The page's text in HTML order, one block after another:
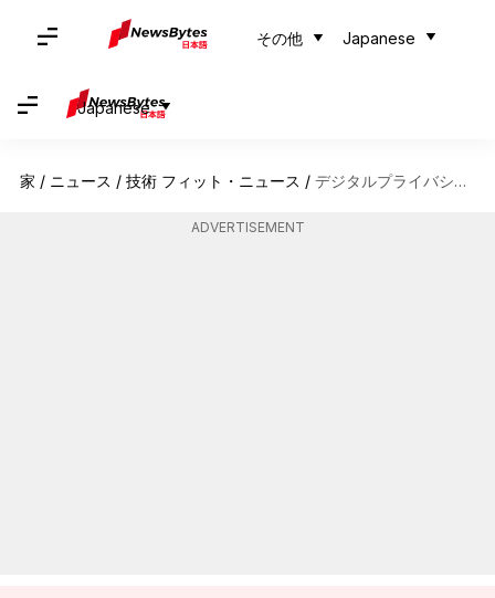
その他 Japanese
Japanese
家 / ニュース / 技術 フィット・ニュース / デジタルプライバシーを守るためのオープンソースソフトウェア
ADVERTISEMENT